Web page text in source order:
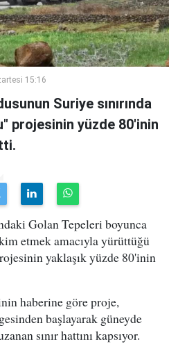
15:16
Suriye sınırında
projesinin yüzde 80'inin
Golan Tepeleri boyunca
etmek amacıyla yürüttüğü
yaklaşık yüzde 80'inin
haberine göre proje,
başlayarak güneyde
sınır hattını kapsıyor.